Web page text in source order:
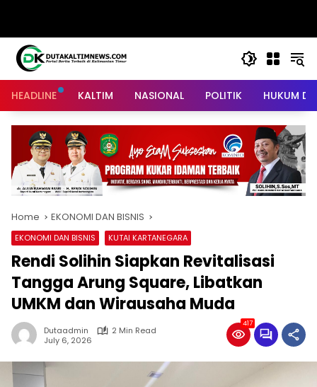
HEADLINE KALTIM NASIONAL POLITIK HUKUM
Home EKONOMI DAN BISNIS
EKONOMI DAN BISNIS KUTAI KARTANEGARA
Rendi Solihin Siapkan Revitalisasi
Tangga Arung Square, Libatkan
UMKM dan Wirausaha Muda
Dutaadmin
2 Min Read
July 6, 2026
417